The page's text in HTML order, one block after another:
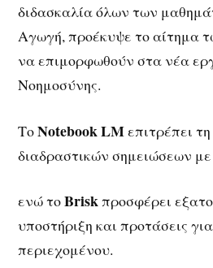
διδασκαλία όλων των
Αγωγή, προέκυψε το αίτημα
να επιμορφωθούν στα νέα
Νοημοσύνης.
ΤοNotebook LMεπιτρέπει
διαδραστικών σημειώσεων
ενώ τοBriskπροσφέρει
υποστήριξη και προτάσεις
περιεχομένου.